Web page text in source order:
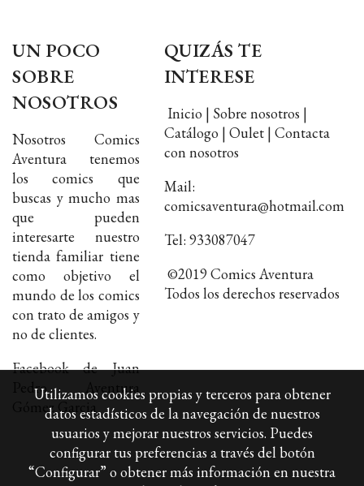
UN POCO
SOBRE
NOSOTROS
Nosotros Comics
Aventura tenemos
los comics que
buscas y mucho mas
que pueden
interesarte nuestro
tienda familiar tiene
como objetivo el
mundo de los comics
con trato de amigos y
no de clientes.
Facebook de Juan
Pedro Aventura
Gómez Garcia
QUIZÁS TE
INTERESE
Inicio | Sobre nosotros |
Catálogo | Oulet | Contacta
con nosotros
Mail:
comicsaventura@hotmail.com
Tel: 933087047
©2019 Comics Aventura
Todos los derechos reservados
Utilizamos cookies propias y terceros para obtener
datos estadísticos de la navegación de nuestros
usuarios y mejorar nuestros servicios. Puedes
configurar tus preferencias a través del botón
“Configurar” o obtener más información en nuestra